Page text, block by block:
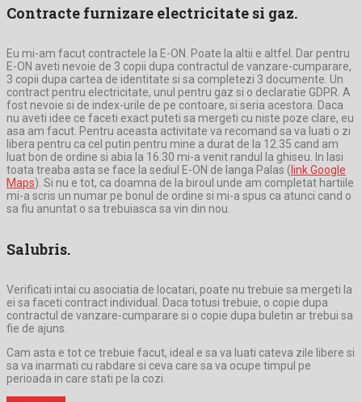
Contracte furnizare electricitate si gaz.
Eu mi-am facut contractele la E-ON. Poate la altii e altfel. Dar pentru
E-ON aveti nevoie de 3 copii dupa contractul de vanzare-cumparare,
3 copii dupa cartea de identitate si sa completezi 3 documente. Un
contract pentru electricitate, unul pentru gaz si o declaratie GDPR. A
fost nevoie si de index-urile de pe contoare, si seria acestora. Daca
nu aveti idee ce faceti exact puteti sa mergeti cu niste poze clare, eu
asa am facut. Pentru aceasta activitate va recomand sa va luati o zi
libera pentru ca cel putin pentru mine a durat de la 12.35 cand am
luat bon de ordine si abia la 16.30 mi-a venit randul la ghiseu. In Iasi
toata treaba asta se face la sediul E-ON de langa Palas ( link Google
Maps). Si nu e tot, ca doamna de la biroul unde am completat hartiile
mi-a scris un numar pe bonul de ordine si mi-a spus ca atunci cand o
sa fiu anuntat o sa trebuiasca sa vin din nou.
Salubris.
Verificati intai cu asociatia de locatari, poate nu trebuie sa mergeti la
ei sa faceti contract individual. Daca totusi trebuie, o copie dupa
contractul de vanzare-cumparare si o copie dupa buletin ar trebui sa
fie de ajuns.
Cam asta e tot ce trebuie facut, ideal e sa va luati cateva zile libere si
sa va inarmati cu rabdare si ceva care sa va ocupe timpul pe
perioada in care stati pe la cozi.